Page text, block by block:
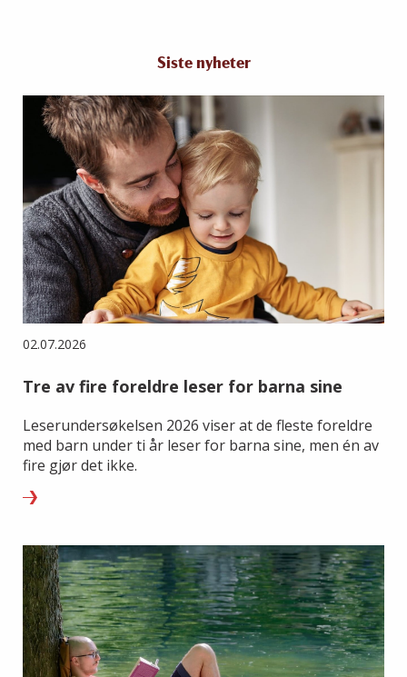
Siste nyheter
02.07.2026
Tre av fire foreldre leser for barna sine
Leserundersøkelsen 2026 viser at de fleste foreldre
med barn under ti år leser for barna sine, men én av
fire gjør det ikke.